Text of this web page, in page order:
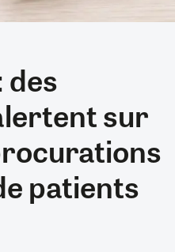
des
sur
patients